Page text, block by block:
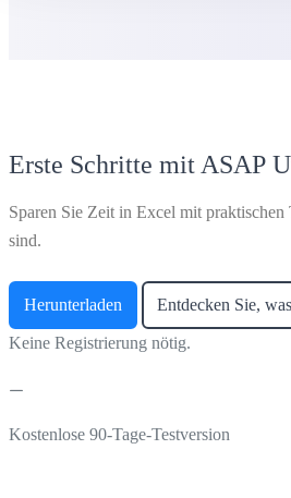
Erste Schritte mit ASAP
Sparen Sie Zeit in Excel mit praktischen
sind.
Herunterladen Entdecken Sie,
Keine Registrierung nötig.
Kostenlose 90-Tage-Testversion